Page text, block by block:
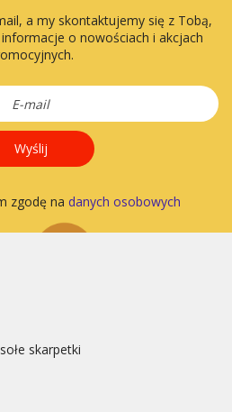
a my skontaktujemy się z Tobą,
informacje o nowościach i akcjach
Wyślij
zgodę na danych osobowych
skarpetki